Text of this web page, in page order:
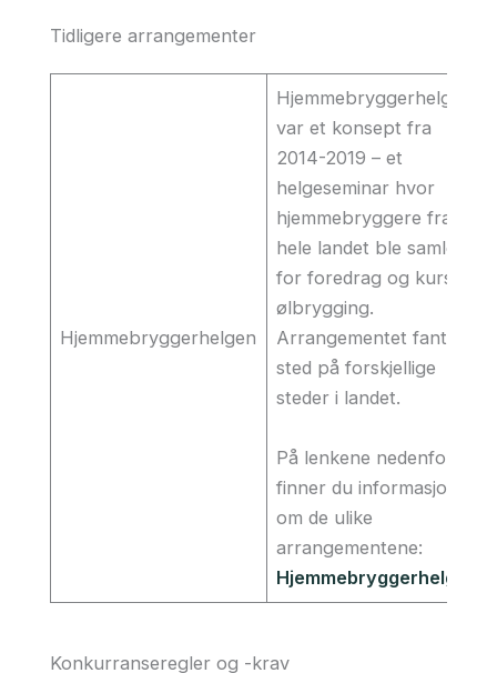
Tidligere arrangementer
Hjemmebryggerhelgen
Hjemmebryggerhelgen
var et konsept fra
2014-2019 – et
helgeseminar hvor
hjemmebryggere fra
hele landet ble samlet
for foredrag og kurs i
ølbrygging.
Arrangementet fant
sted på forskjellige
steder i landet.
På lenkene nedenfor
finner du informasjon
om de ulike
arrangementene:
Hjemmebryggerhelgen
Konkurranseregler og -krav